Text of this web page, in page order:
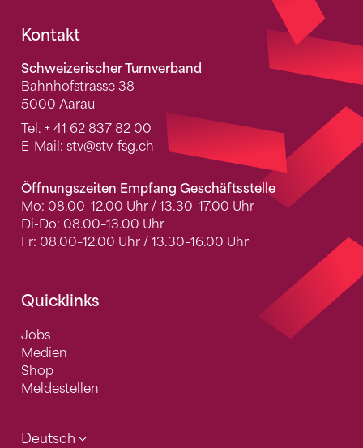
Fusszeile
Kontakt
Schweizerischer Turnverband
Bahnhofstrasse 38
5000 Aarau
Tel. + 41 62 837 82 00
E-Mail: stv@stv-fsg.ch
Öffnungszeiten Empfang Geschäftsstelle
Mo: 08.00–12.00 Uhr / 13.30–17.00 Uhr
Di-Do: 08.00–13.00 Uhr
Fr: 08.00–12.00 Uhr / 13.30–16.00 Uhr
Quicklinks
Jobs
Medien
Shop
Meldestellen
Deutsch